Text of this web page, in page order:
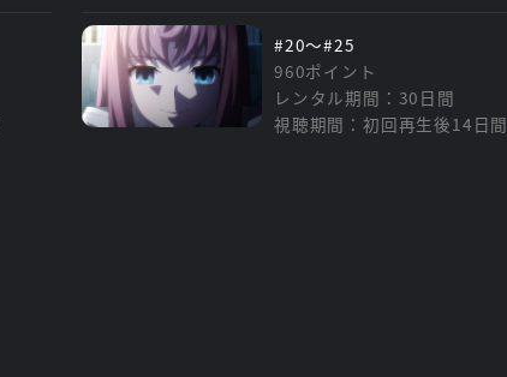
#20～#25
960ポイント
レンタル期間：30日間
視聴期間：初回再生後14日間